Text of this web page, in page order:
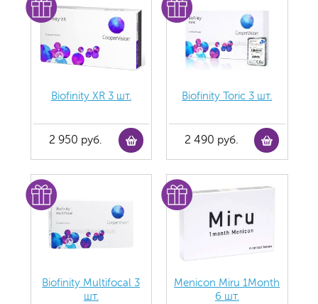
Biofinity ХR 3 шт.
2 950 руб.
Biofinity Toric 3 шт.
2 490 руб.
Biofinity Multifocal 3
шт.
Menicon Miru 1Month
6 шт.